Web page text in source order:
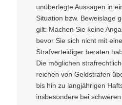
unüberlegte Aussagen in
Situation bzw. Beweislage
gilt: Machen Sie keine
bevor Sie sich nicht mit
Strafverteidiger beraten
Die möglichen
reichen von Geldstrafen
bis hin zu langjährigen
insbesondere bei schweren